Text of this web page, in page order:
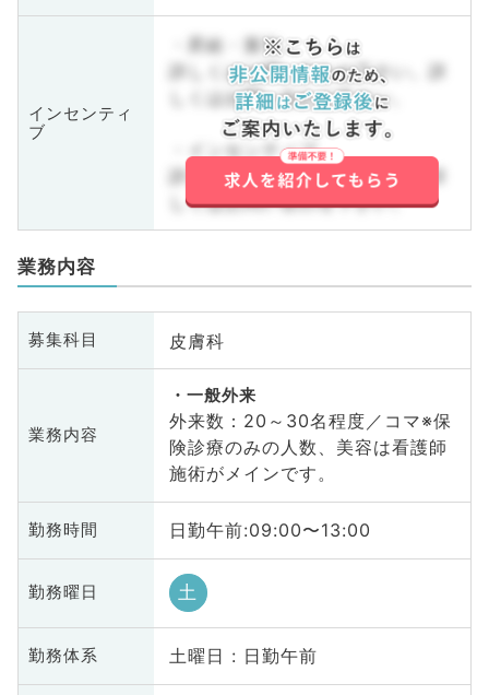
インセンティ
ブ
・昇給・賞与
詳しくはお問い合わせ下さい。詳
しくはお問い合わせ下さい。
・インセンティブ
詳しくはお問い合わせ下さい。詳
しくはお問い合わせ下さい。
業務内容
募集科目 皮膚科
業務内容
一般外来
外来数：20～30名程度／コマ※保
険診療のみの人数、美容は看護師
施術がメインです。
勤務時間 日勤午前:09:00〜13:00
勤務曜日 土
勤務体系 土曜日 : 日勤午前